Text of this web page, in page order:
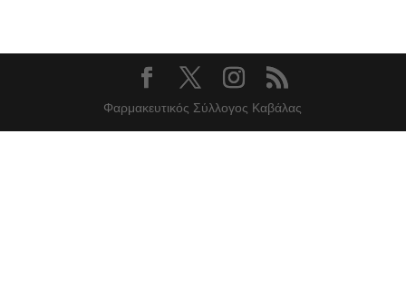
Φαρμακευτικός Σύλλογος Καβάλας